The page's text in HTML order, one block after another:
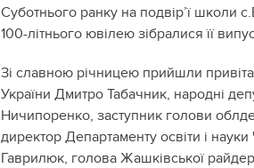
Суботнього ранку на подвір’ї школи
100-літнього ювілею зібралися її
Зі славною річницею прийшли
України Дмитро Табачник, народні
Ничипоренко, заступник голови
директор Департаменту освіти і
Гаврилюк, голова Жашківської